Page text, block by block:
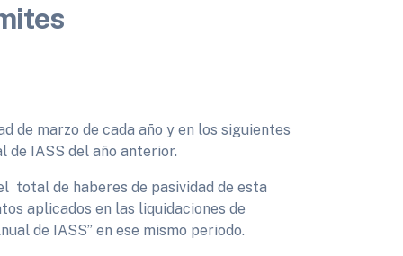
de marzo de cada año y en los siguientes
de IASS del año anterior.
total de haberes de pasividad de esta
aplicados en las liquidaciones de
de IASS” en ese mismo periodo.